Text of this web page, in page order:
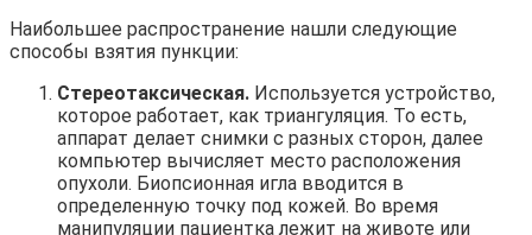
Наибольшее распространение нашли следующие
способы взятия пункции:
Стереотаксическая. Используется устройство,
которое работает, как триангуляция. То есть,
аппарат делает снимки с разных сторон, далее
компьютер вычисляет место расположения
опухоли. Биопсионная игла вводится в
определенную точку под кожей. Во время
манипуляции пациентка лежит на животе или